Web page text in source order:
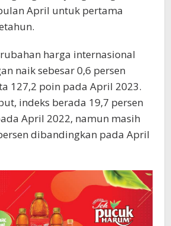
April untuk pertama
harga internasional
naik sebesar 0,6 persen
127,2 poin pada April 2023.
indeks berada 19,7 persen
April 2022, namun masih
dibandingkan pada April